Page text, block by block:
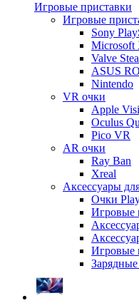
Игровые приставки
Игровые
Sony
Microsoft
Valve
ASUS
Nintendo
VR очки
Apple
Oculus
Pico VR
AR очки
Ray Ban
Xreal
Аксессуары
Очки
Игровые
Игровые
Зарядные